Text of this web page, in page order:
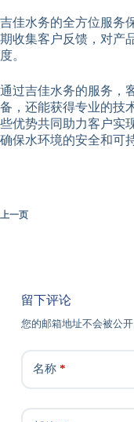
吉佳水务的全方位服务
期收集客户反馈，对产
度。
通过吉佳水务的服务，
备，还能获得专业的技
些优势共同助力客户实
确保水环境的安全和可
上一页
留下评论
您的邮箱地址不会被公开
名称*